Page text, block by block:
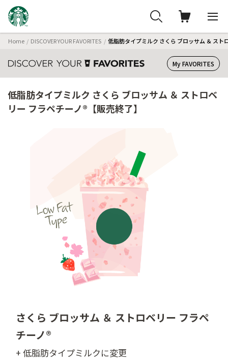
Home DISCOVER YOUR FAVORITES 低脂肪タイプミルク さくら ブロッサム ＆ スト
My FAVORITES
低脂肪タイプミルク さくら ブロッサム ＆ ストロベ
リー フラペチーノ®【販売終了】
さくら ブロッサム ＆ ストロベリー フラペ
チーノ®
+ 低脂肪タイプミルクに変更